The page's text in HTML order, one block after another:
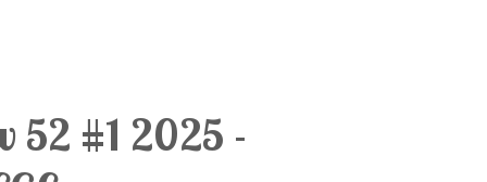
52 #1 2025 -